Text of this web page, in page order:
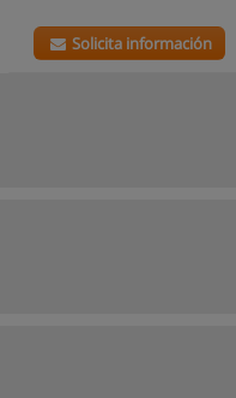
Solicita información